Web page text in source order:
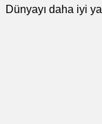
Dünyayı daha iyi